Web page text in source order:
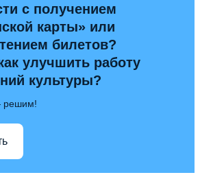
с получением
карты» или
билетов?
улучшить работу
культуры?
решим!